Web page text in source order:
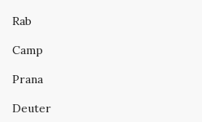
Rab
Camp
Prana
Deuter